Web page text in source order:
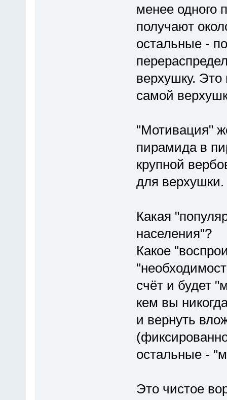
менее одного
получают
остальные -
верхушку. Это
самой
"Мотивация"
пирамида в
крупной
для верхушки.
Какая
населения"?
Какое
счёт и будет
кем вы
и вернуть
остальные -
Это чистое